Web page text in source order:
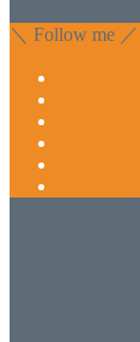
＼ Follow me ／